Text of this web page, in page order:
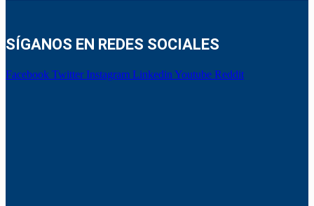
SÍGANOS EN REDES SOCIALES
Facebook Twitter Instagram Linkedin Youtube Reddit